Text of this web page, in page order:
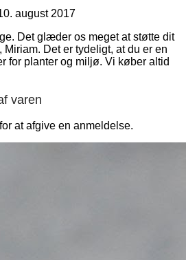
august 2017
Det glæder os meget at støtte dit
Miriam. Det er tydeligt, at du er en
for planter og miljø. Vi køber altid
varen
for at afgive en anmeldelse.